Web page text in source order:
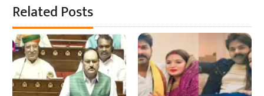
Related Posts